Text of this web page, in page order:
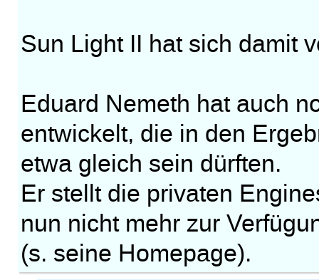
Sun Light II hat sich damit
Eduard Nemeth hat auch
entwickelt, die in den
etwa gleich sein dürften.
Er stellt die privaten
nun nicht mehr zur
(s. seine Homepage).